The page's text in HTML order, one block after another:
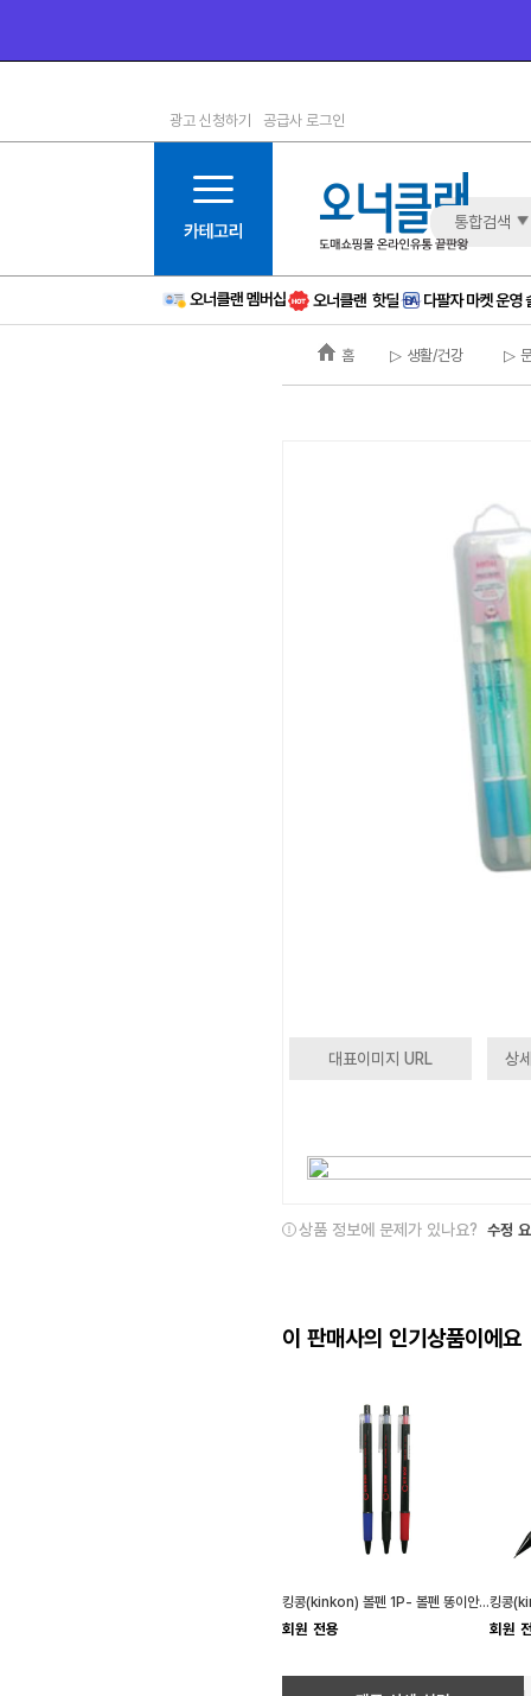
1등급
6등급
11등급
12등급
15등급
16등급
광고 신청하기 공급사 로그인
통합검색
홈 ▷ 생활/건강 ▷
대표이미지 URL 상
상품 정보에 문제가 있나요? 수정
이 판매사의 인기상품이에요
킹콩(kinkon) 볼펜 1P- 볼펜 똥이안나오는펜
회원 전용
킹콩
회원